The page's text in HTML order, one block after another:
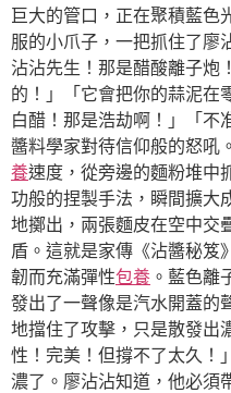
巨大的管口，正在聚積藍色
服的小爪子，一把抓住了廖
沾沾先生！那是醋酸離子炮
的！」「它會把你的蒜泥在
白醋！那是浩劫啊！」「不
醬料學家對待信仰般的怒吼
養速度，從旁邊的麵粉堆中
功般的捏製手法，瞬間擴大
地擲出，兩張麵皮在空中交
盾。這就是家傳《沾醬秘笈
韌而充滿彈性包養 。藍色離
發出了一聲像是汽水開蓋的
地擋住了攻擊，只是散發出
性！完美！但撐不了太久！
濃了。廖沾沾知道，他必須